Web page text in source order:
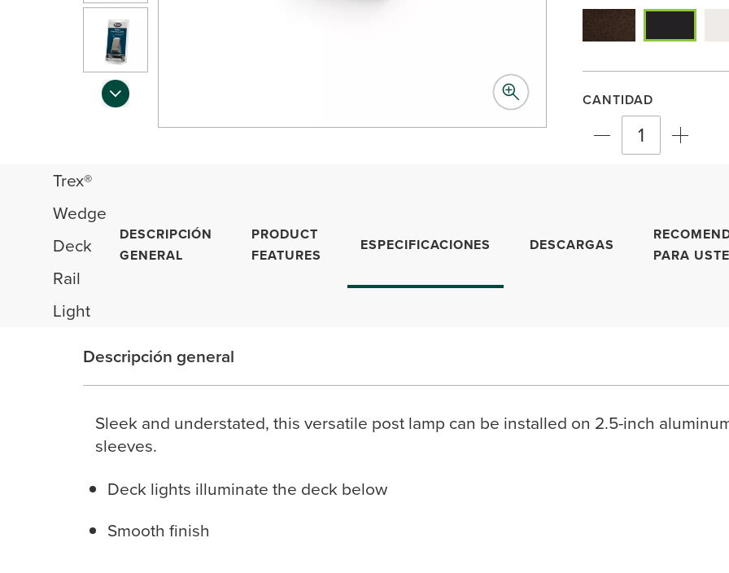
CANTIDAD
Trex®
Wedge
Deck
Rail
Light
DESCRIPCIÓN
GENERAL
PRODUCT
FEATURES
ESPECIFICACIONES DESCARGAS
PARA
Descripción general
Sleek and understated, this versatile post lamp can be installed on 2.5-inch
sleeves.
Deck lights illuminate the deck below
Smooth finish